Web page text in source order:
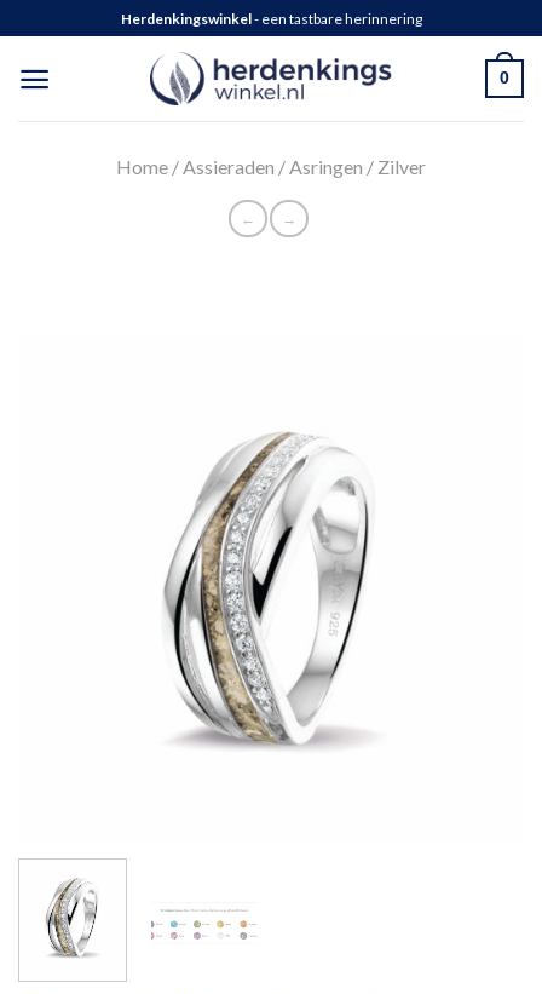
Herdenkingswinkel- een tastbare herinnering
0
Home /Assieraden /Asringen / Zilver
← →